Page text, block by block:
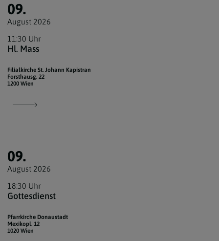
09.
August 2026
11:30 Uhr
Hl. Mass
Filialkirche St. Johann Kapistran
Forsthausg. 22
1200 Wien
09.
August 2026
18:30 Uhr
Gottesdienst
Pfarrkirche Donaustadt
Mexikopl. 12
1020 Wien